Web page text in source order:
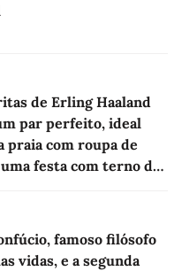
de Erling Haaland
par perfeito, ideal
praia com roupa de
festa com terno de
famoso filósofo
vidas, e a segunda